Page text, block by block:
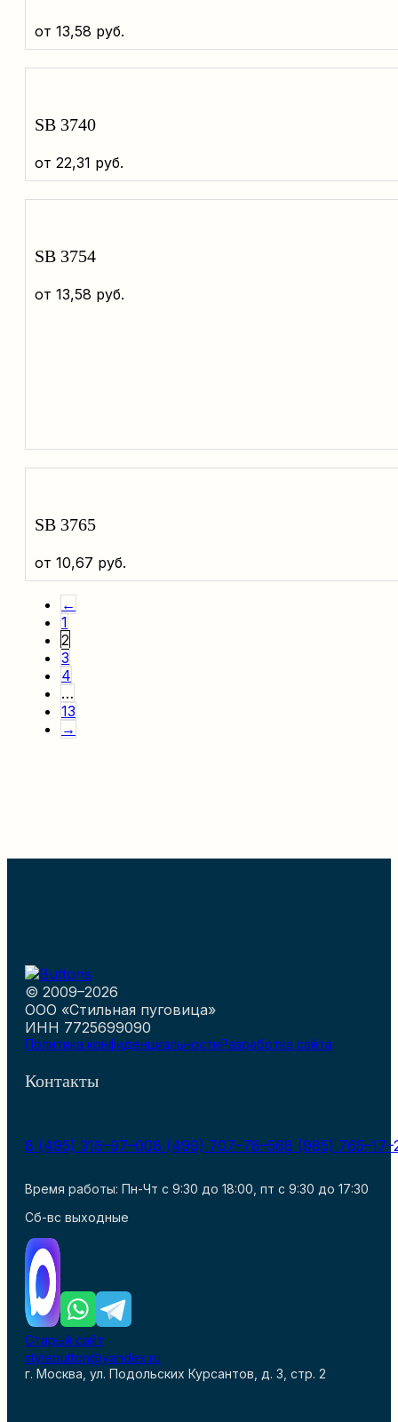
от 13,58 руб.
SB 3740
от 22,31 руб.
SB 3754
от 13,58 руб.
SB 3765
от 10,67 руб.
←
1
2
3
4
…
13
→
© 2009–2026
ООО «Стильная пуговица»
ИНН 7725699090
Политика конфиденциальностиРазработка сайта
Контакты
8 (495) 316–97–008 (499) 707–78–568 (985)
Время работы: Пн-Чт с 9:30 до 18:00, пт с 9:30 до 17:30
Сб-вс выходные
Старый сайт
stylebutton@yandex.ru
г. Москва, ул. Подольских Курсантов, д. 3, стр. 2